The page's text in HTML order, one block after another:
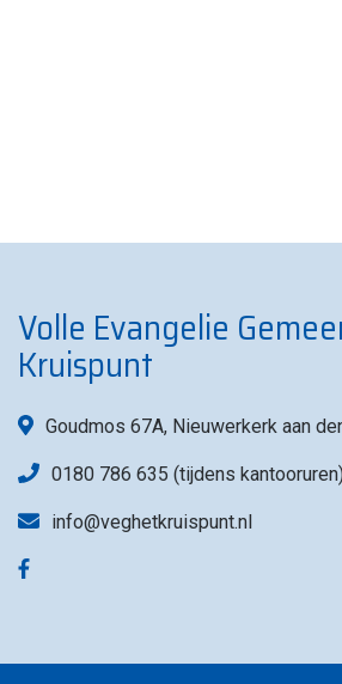
Volle Evangelie
Kruispunt
Goudmos 67A, Nieuwerkerk aan
0180 786 635 (tijdens
info@veghetkruispunt.nl